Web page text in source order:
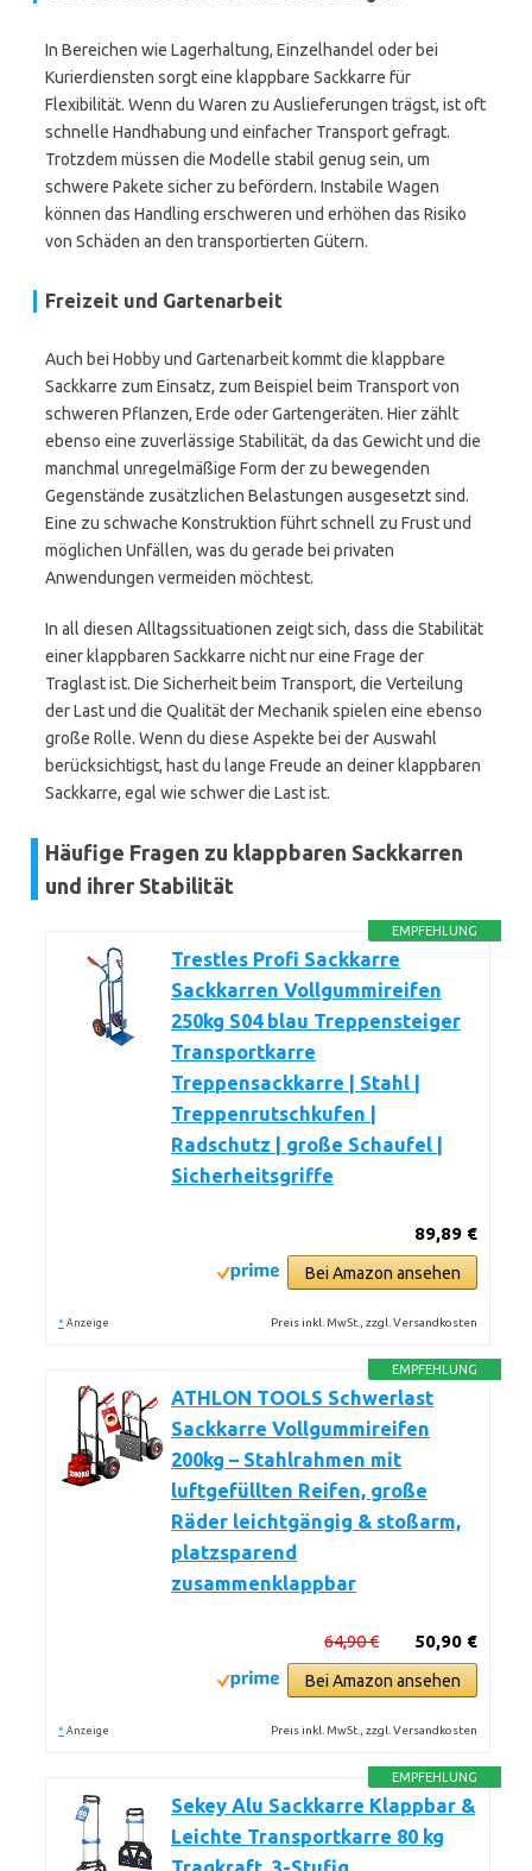
In Bereichen wie Lagerhaltung, Einzelhandel oder bei
Kurierdiensten sorgt eine klappbare Sackkarre für
Flexibilität. Wenn du Waren zu Auslieferungen trägst, ist oft
schnelle Handhabung und einfacher Transport gefragt.
Trotzdem müssen die Modelle stabil genug sein, um
schwere Pakete sicher zu befördern. Instabile Wagen
können das Handling erschweren und erhöhen das Risiko
von Schäden an den transportierten Gütern.
Freizeit und Gartenarbeit
Auch bei Hobby und Gartenarbeit kommt die klappbare
Sackkarre zum Einsatz, zum Beispiel beim Transport von
schweren Pflanzen, Erde oder Gartengeräten. Hier zählt
ebenso eine zuverlässige Stabilität, da das Gewicht und die
manchmal unregelmäßige Form der zu bewegenden
Gegenstände zusätzlichen Belastungen ausgesetzt sind.
Eine zu schwache Konstruktion führt schnell zu Frust und
möglichen Unfällen, was du gerade bei privaten
Anwendungen vermeiden möchtest.
In all diesen Alltagssituationen zeigt sich, dass die Stabilität
einer klappbaren Sackkarre nicht nur eine Frage der
Traglast ist. Die Sicherheit beim Transport, die Verteilung
der Last und die Qualität der Mechanik spielen eine ebenso
große Rolle. Wenn du diese Aspekte bei der Auswahl
berücksichtigst, hast du lange Freude an deiner klappbaren
Sackkarre, egal wie schwer die Last ist.
Häufige Fragen zu klappbaren Sackkarren
und ihrer Stabilität
EMPFEHLUNG
Trestles Profi Sackkarre
Sackkarren Vollgummireifen
250kg S04 blau Treppensteiger
Transportkarre
Treppensackkarre | Stahl |
Treppenrutschkufen |
Radschutz | große Schaufel |
Sicherheitsgriffe
89,89 €
Bei Amazon ansehen
* Anzeige Preis inkl. MwSt., zzgl. Versandkosten
EMPFEHLUNG
ATHLON TOOLS Schwerlast
Sackkarre Vollgummireifen
200kg – Stahlrahmen mit
luftgefüllten Reifen, große
Räder leichtgängig & stoßarm,
platzsparend
zusammenklappbar
50,90 €
64,90 €
Bei Amazon ansehen
* Anzeige Preis inkl. MwSt., zzgl. Versandkosten
EMPFEHLUNG
Sekey Alu Sackkarre Klappbar &
Leichte Transportkarre 80 kg